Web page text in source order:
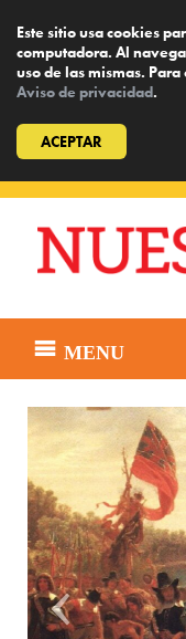
Este sitio usa cookies
computadora. Al
uso de las mismas.
Aviso de privacidad.
ACEPTAR
content
MENU